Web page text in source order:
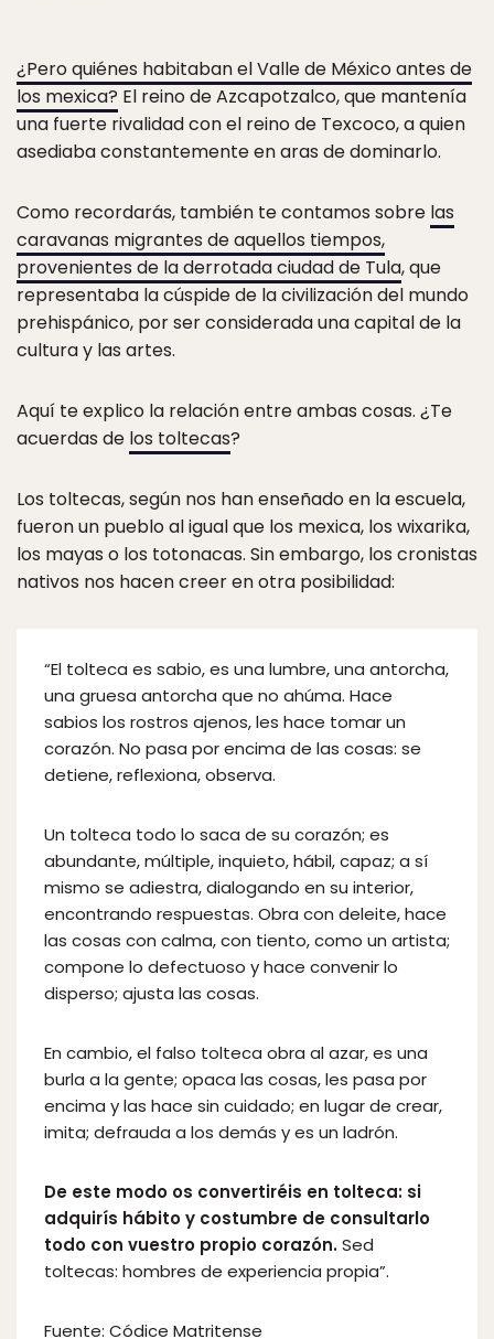
¿Pero quiénes habitaban el Valle de México antes de
los mexica? El reino de Azcapotzalco, que mantenía
una fuerte rivalidad con el reino de Texcoco, a quien
asediaba constantemente en aras de dominarlo.
Como recordarás, también te contamos sobre las
caravanas migrantes de aquellos tiempos,
provenientes de la derrotada ciudad de Tula, que
representaba la cúspide de la civilización del mundo
prehispánico, por ser considerada una capital de la
cultura y las artes.
Aquí te explico la relación entre ambas cosas. ¿Te
acuerdas de los toltecas?
Los toltecas, según nos han enseñado en la escuela,
fueron un pueblo al igual que los mexica, los wixarika,
los mayas o los totonacas. Sin embargo, los cronistas
nativos nos hacen creer en otra posibilidad:
“El tolteca es sabio, es una lumbre, una antorcha,
una gruesa antorcha que no ahúma. Hace
sabios los rostros ajenos, les hace tomar un
corazón. No pasa por encima de las cosas: se
detiene, reflexiona, observa.
Un tolteca todo lo saca de su corazón; es
abundante, múltiple, inquieto, hábil, capaz; a sí
mismo se adiestra, dialogando en su interior,
encontrando respuestas. Obra con deleite, hace
las cosas con calma, con tiento, como un artista;
compone lo defectuoso y hace convenir lo
disperso; ajusta las cosas.
En cambio, el falso tolteca obra al azar, es una
burla a la gente; opaca las cosas, les pasa por
encima y las hace sin cuidado; en lugar de crear,
imita; defrauda a los demás y es un ladrón.
De este modo os convertiréis en tolteca: si
adquirís hábito y costumbre de consultarlo
todo con vuestro propio corazón.Sed
toltecas: hombres de experiencia propia”.
Fuente: Códice Matritense